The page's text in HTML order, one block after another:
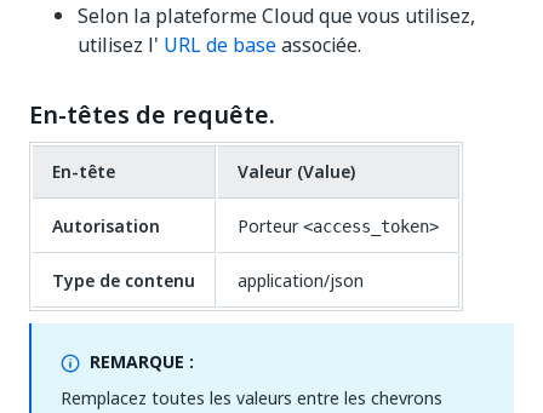
Selon la plateforme Cloud que vous utilisez,
utilisez l' URL de baseassociée.
En-têtes de requête.
En-tête Valeur (Value)
Autorisation Porteur<access_token>
Type de contenu application/json
REMARQUE :
Remplacez toutes les valeurs entre les chevrons